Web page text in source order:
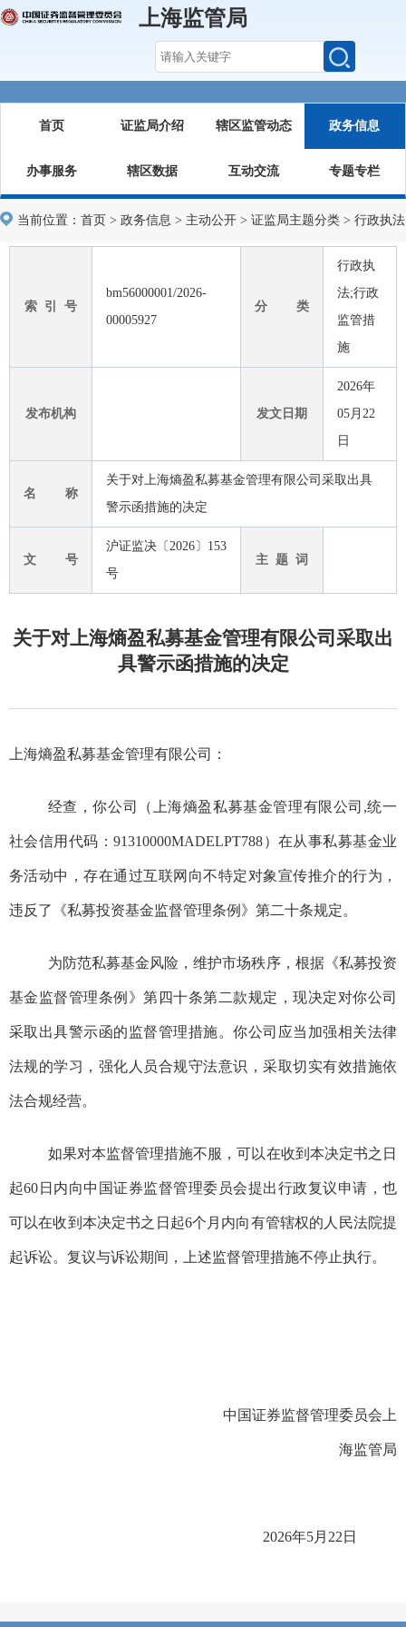
上海监管局
首页 证监局介绍 辖区监管动态 政务信息
办事服务 辖区数据 互动交流 专题专栏
当前位置： 首页 > 政务信息 > 主动公开 > 证监局主题分类 > 行政执法
索 引 号
bm56000001/2026-
00005927
分 类
行政执
法;行政
监管措
施
发布机构 发文日期
2026年
05月22
日
名 称
关于对上海熵盈私募基金管理有限公司采取出具
警示函措施的决定
文 号
沪证监决〔2026〕153
号
主 题 词
关于对上海熵盈私募基金管理有限公司采取出
具警示函措施的决定
上海熵盈私募基金管理有限公司：
经查，你公司 （上海熵盈私募基金管理有限公司,统一
社会信用代码：91310000MADELPT788）在从事私募基金业
务活动中，存在通过互联网向不特定对象宣传推介的行为 ，
违反了《私募投资基金监督管理条例》第二十条规定。
为防范私募基金风险，维护市场秩序， 根据《私募投资
基金监督管理条例》第 四十条第二款规定，现决定对你公司
采取出具警示函的监督管理措施。你公司 应当 加强相关法律
法规的学习 ，强化人员合规守法意识，采取切实有效措施依
法合规经营。
如果对本监督管理措施不服，可以在收到本决定书之日
起60日内向中国证券监督管理委员会提出行政复议申请，也
可以在收到本决定书之日起6个月内向有管辖权的人民法院提
起诉讼。复议与诉讼期间，上述监督管理措施不停止执行。
中国证券监督管理委员会上
海监管局
2026年5月 22日